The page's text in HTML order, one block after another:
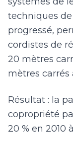
techniques
progressé,
cordistes de
20 mètres
mètres carrés
Résultat : la
copropriété
20 % en 2010